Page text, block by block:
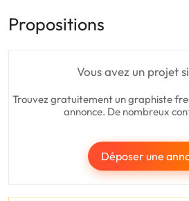
Propositions
Vous avez un projet
Trouvez gratuitement un graphiste
annonce. De nombreux
Déposer une